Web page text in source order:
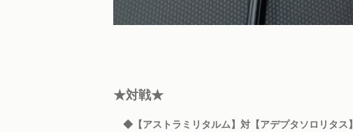
★対戦★
◆【アストラミリタルム】対【アデプタソロリタス】